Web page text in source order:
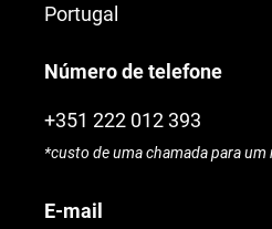
Portugal
Número de telefone
+351 222 012 393
*custo de uma chamada para
E-mail